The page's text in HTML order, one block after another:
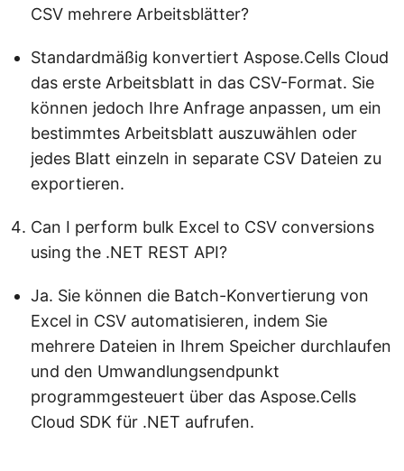
CSV mehrere Arbeitsblätter?
Standardmäßig konvertiert Aspose.Cells Cloud
das erste Arbeitsblatt in das CSV-Format. Sie
können jedoch Ihre Anfrage anpassen, um ein
bestimmtes Arbeitsblatt auszuwählen oder
jedes Blatt einzeln in separate CSV Dateien zu
exportieren.
Can I perform bulk Excel to CSV conversions
using the .NET REST API?
Ja. Sie können die Batch-Konvertierung von
Excel in CSV automatisieren, indem Sie
mehrere Dateien in Ihrem Speicher durchlaufen
und den Umwandlungsendpunkt
programmgesteuert über das Aspose.Cells
Cloud SDK für .NET aufrufen.